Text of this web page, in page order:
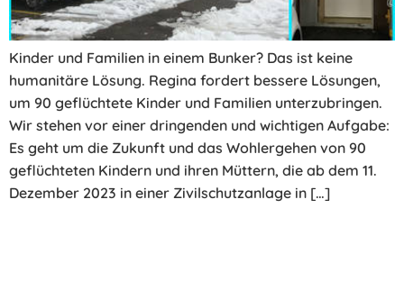
Kinder und Familien in einem Bunker? Das ist keine
humanitäre Lösung. Regina fordert bessere Lösungen,
um 90 geflüchtete Kinder und Familien unterzubringen.
Wir stehen vor einer dringenden und wichtigen Aufgabe:
Es geht um die Zukunft und das Wohlergehen von 90
geflüchteten Kindern und ihren Müttern, die ab dem 11.
Dezember 2023 in einer Zivilschutzanlage in […]